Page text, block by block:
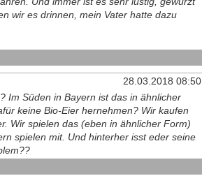
wir es drinnen, mein Vater hatte dazu
28.03.2018 08:50
Im Süden in Bayern ist das in ähnlicher
keine Bio-Eier hernehmen? Wir kaufen
Wir spielen das (eben in ähnlicher Form)
spielen mit. Und hinterher isst eder seine